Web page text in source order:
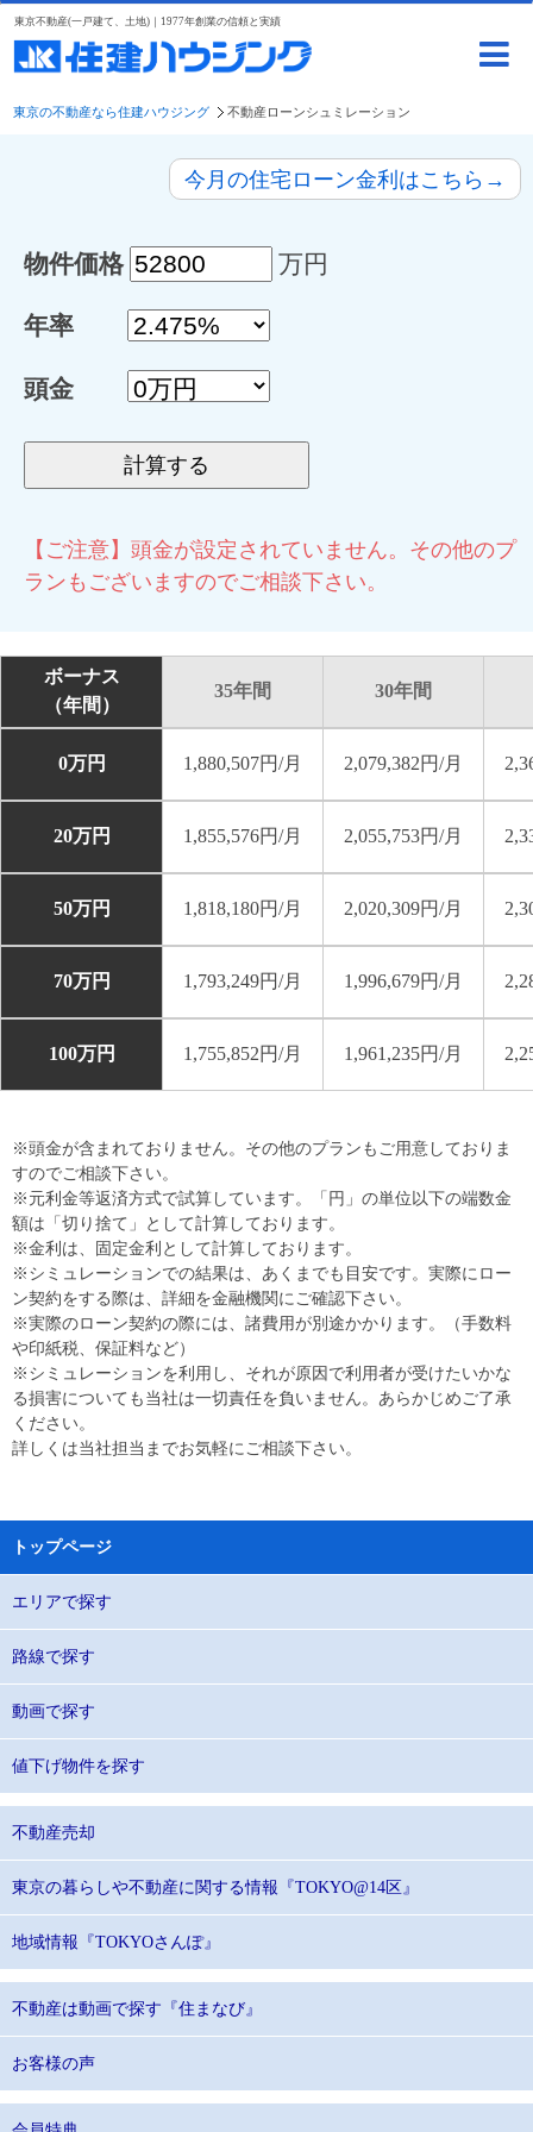
東京不動産(一戸建て、土地)｜1977年創業の信頼と実績
東京の不動産なら住建ハウジング 不動産ローンシュミレーション
今月の住宅ローン金利はこちら→
物件価格 万円
年率
頭金
【ご注意】頭金が設定されていません。その他のプ
ランもございますのでご相談下さい。
ボーナス
（年間）
35年間 30年間
0万円 1,880,507円/月 2,079,382円/月
20万円 1,855,576円/月 2,055,753円/月
50万円 1,818,180円/月 2,020,309円/月
70万円 1,793,249円/月 1,996,679円/月
100万円 1,755,852円/月 1,961,235円/月
※頭金が含まれておりません。その他のプランもご用意しておりま
すのでご相談下さい。
※元利金等返済方式で試算しています。「円」の単位以下の端数金
額は「切り捨て」として計算しております。
※金利は、固定金利として計算しております。
※シミュレーションでの結果は、あくまでも目安です。実際にロー
ン契約をする際は、詳細を金融機関にご確認下さい。
※実際のローン契約の際には、諸費用が別途かかります。（手数料
や印紙税、保証料など）
※シミュレーションを利用し、それが原因で利用者が受けたいかな
る損害についても当社は一切責任を負いません。あらかじめご了承
ください。
詳しくは当社担当までお気軽にご相談下さい。
トップページ
エリアで探す
路線で探す
動画で探す
値下げ物件を探す
不動産売却
東京の暮らしや不動産に関する情報『TOKYO@14区』
地域情報『TOKYOさんぽ』
不動産は動画で探す『住まなび』
お客様の声